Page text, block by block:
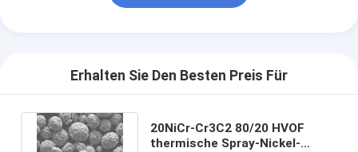
Erhalten Sie Den Besten Preis Für
20NiCr-Cr3C2 80/20 HVOF
thermische Spray-Nickel-